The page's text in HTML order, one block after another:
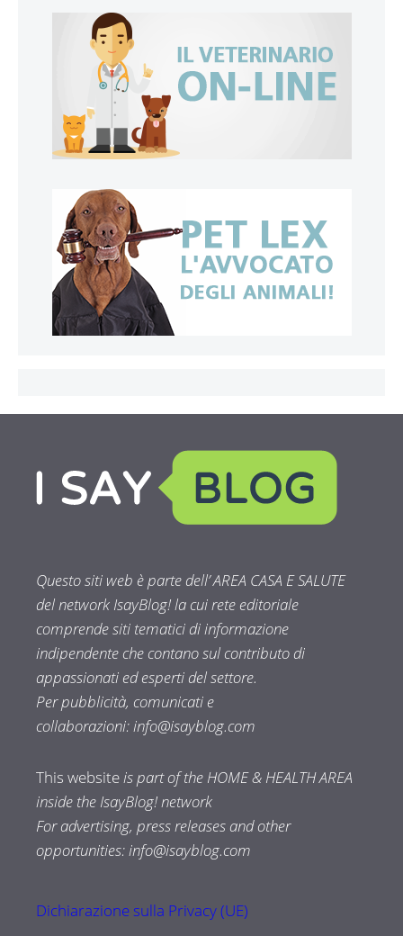
Questo siti web è parte dell’ AREA CASA E SALUTE
del network IsayBlog! la cui rete editoriale
comprende siti tematici di informazione
indipendente che contano sul contributo di
appassionati ed esperti del settore.
Per pubblicità, comunicati e
collaborazioni:info@isayblog.com
This websiteis part of the HOME & HEALTH AREA
inside the IsayBlog! network
For advertising, press releases and other
opportunities:info@isayblog.com
Dichiarazione sulla Privacy (UE)